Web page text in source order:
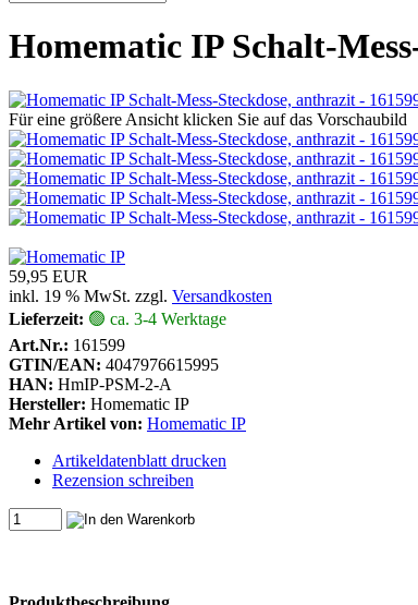
Homematic IP Schalt-
Für eine größere Ansicht klicken Sie auf das Vorschaubild
59,95 EUR
inkl. 19 % MwSt. zzgl. Versandkosten
Lieferzeit: 🟢 ca. 3-4 Werktage
Art.Nr.: 161599
GTIN/EAN: 4047976615995
HAN: HmIP-PSM-2-A
Hersteller: Homematic IP
Mehr Artikel von: Homematic IP
Artikeldatenblatt drucken
Rezension schreiben